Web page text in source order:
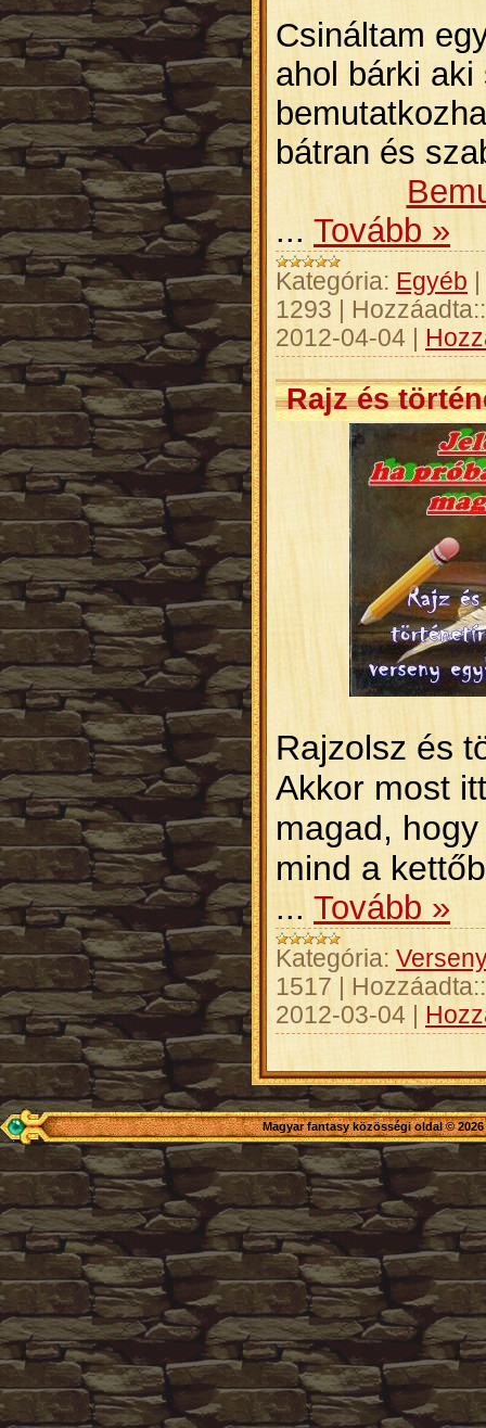
Csináltam
ahol bárki aki
bátran és
... Tovább »
Kategória: Egyéb
1293
Hozzáadta::
2012-04-04
Rajz és
Rajzolsz és
Akkor most
magad,
mind a
... Tovább »
Kategória:
1517
Hozzáadta::
2012-03-04
Magyar fantasy közösségi oldal ©